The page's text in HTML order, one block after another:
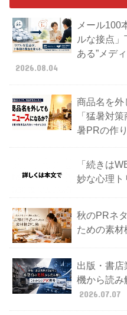
メール100
ルな接点」
ある”メデ
2026.08.04
商品名を外
「猛暑対
暑PRの作
「続きは
妙な心理ト
秋のPRネ
ための素材
出版・書
機から読み
2026.07.07